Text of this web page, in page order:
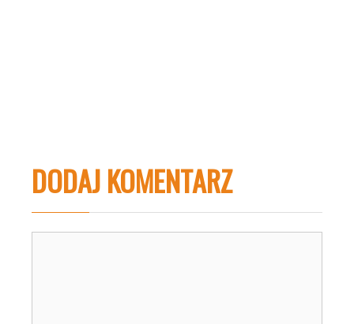
DODAJ KOMENTARZ